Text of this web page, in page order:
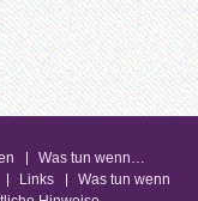
Was tun wenn…
Links
Was tun wenn